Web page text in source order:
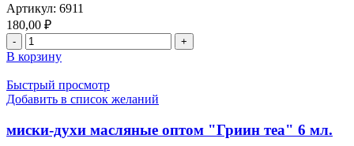
мл.
Артикул: 6911
180,00 ₽
Количество
товара
духи
масляные
артис-
фрайче
В корзину
Быстрый просмотр
Добавить в список желаний
миски-духи масляные оптом "Гриин теа" 6 мл.